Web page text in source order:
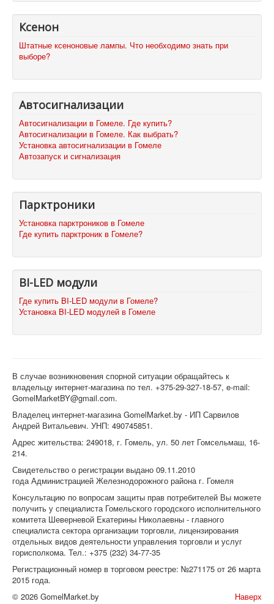
Ксенон
Штатные ксеноновые лампы. Что необходимо знать при
выборе?
Автосигнализации
Автосигнализации в Гомеле. Где купить?
Автосигнализации в Гомеле. Как выбрать?
Установка автосигнализации в Гомеле
Автозапуск и сигнализация
Парктроники
Установка парктроников в Гомеле
Где купить парктроник в Гомеле?
BI-LED модули
Где купить BI-LED модули в Гомеле?
Установка BI-LED модулей в Гомеле
В случае возникновения спорной ситуации обращайтесь к
владельцу интернет-магазина по тел. +375-29-327-18-57, e-mail:
GomelMarketBY@gmail.com.
Владелец интернет-магазина GomelMarket.by - ИП Сарвилов
Андрей Витальевич. УНП: 490745851.
Адрес жительства: 249018, г. Гомель, ул. 50 лет Гомсельмаш, 16-
214.
Свидетельство о регистрации выдано 09.11.2010
года Администрацией Железнодорожного района г. Гомеля
Консультацию по вопросам защиты прав потребителей Вы можете
получить у специалиста Гомельского городского исполнительного
комитета Шеверневой Екатерины Николаевны - главного
специалиста сектора организации торговли, лицензирования
отдельных видов деятельности управления торговли и услуг
горисполкома. Тел.: +375 (232) 34-77-35
Регистрационный номер в торговом реестре: №271175 от 26 марта
2015 года.
Наверх
© 2026 GomelMarket.by